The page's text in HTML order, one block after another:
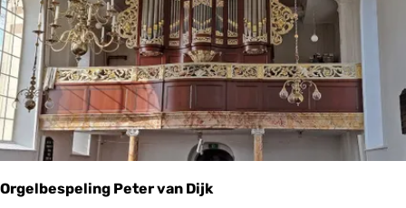
o
c
h
t
v
i
a
V
l
i
e
lOrgelbespeling Peter van Dijk